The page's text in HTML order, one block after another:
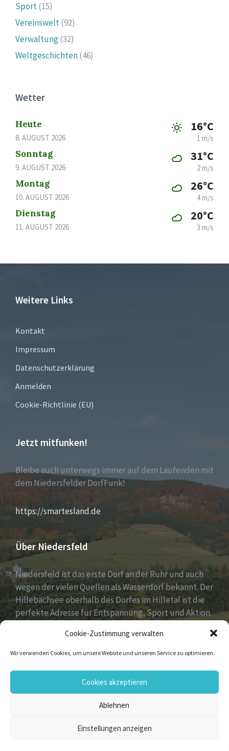
Cookie-Zustimmung verwalten
Wir verwenden Cookies, um unsere Website und unseren Service zu optimieren.
Cookies akzeptieren
Ablehnen
Einstellungen anzeigen
Sport(15)
Vereinswelt(92)
Verwaltung(32)
Weltgeschichten(46)
Wetter
Heute
8. AUGUST 2026
16°C
1 m/s
Sonntag
9. AUGUST 2026
31°C
2 m/s
Montag
10. AUGUST 2026
26°C
4 m/s
Dienstag
11. AUGUST 2026
20°C
3 m/s
Weitere Links
Kontakt
Impressum
Datenschutzerklärung
Anmelden
Cookie-Richtlinie (EU)
Jetzt mitfunken!
Bleibe auch unterwegs immer auf dem Laufenden mit
dem Niedersfelder DorfFunk!
https://smartesland.de
Über Niedersfeld
Niedersfeld ist das erste Dorf an der Ruhr und auch
wegen der vielen Quellen als Wasserdorf bekannt. Der
Hillebachsee oberhalb des Dorfes im Hilletal ist die
perfekte Adresse für Entspannung, Sport und Aktion.
Hochheide, 810 Meter hoch gelegen.
Facebook Flickr Instagram